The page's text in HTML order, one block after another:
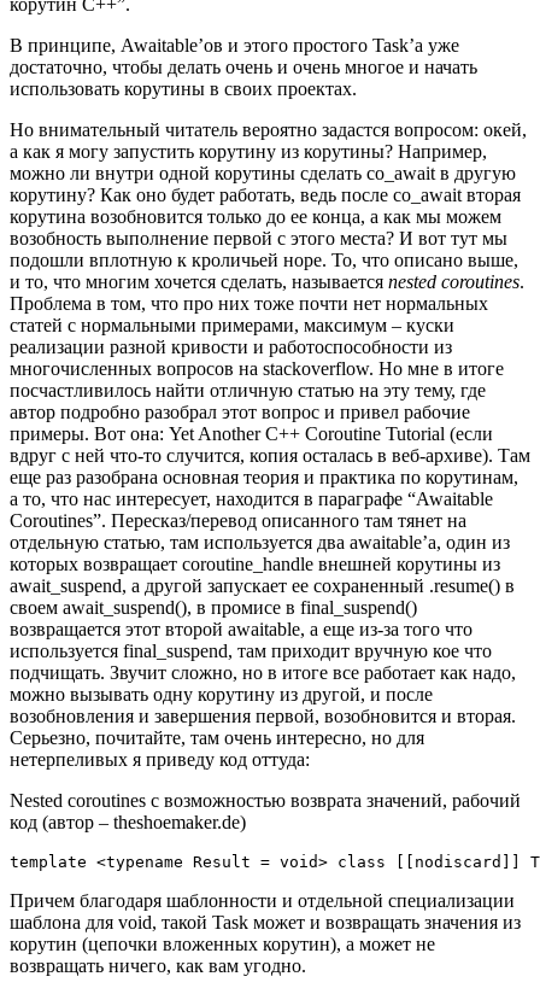
корутин C++”.
В принципе, Awaitable’ов и этого простого Task’а уже
достаточно, чтобы делать очень и очень многое и начать
использовать корутины в своих проектах.
Но внимательный читатель вероятно задастся вопросом: окей,
а как я могу запустить корутину из корутины? Например,
можно ли внутри одной корутины сделать co_await в другую
корутину? Как оно будет работать, ведь после co_await вторая
корутина возобновится только до ее конца, а как мы можем
возобность выполнение первой с этого места? И вот тут мы
подошли вплотную к кроличьей норе. То, что описано выше,
и то, что многим хочется сделать, называется nested coroutines.
Проблема в том, что про них тоже почти нет нормальных
статей с нормальными примерами, максимум – куски
реализации разной кривости и работоспособности из
многочисленных вопросов на stackoverflow. Но мне в итоге
посчастливилось найти отличную статью на эту тему, где
автор подробно разобрал этот вопрос и привел рабочие
примеры. Вот она: Yet Another C++ Coroutine Tutorial (если
вдруг с ней что-то случится, копия осталась в веб-архиве). Там
еще раз разобрана основная теория и практика по корутинам,
а то, что нас интересует, находится в параграфе “Awaitable
Coroutines”. Пересказ/перевод описанного там тянет на
отдельную статью, там используется два awaitable’а, один из
которых возвращает coroutine_handle внешней корутины из
await_suspend, а другой запускает ее сохраненный .resume() в
своем await_suspend(), в промисе в final_suspend()
возвращается этот второй awaitable, а еще из-за того что
используется final_suspend, там приходит вручную кое что
подчищать. Звучит сложно, но в итоге все работает как надо,
можно вызывать одну корутину из другой, и после
возобновления и завершения первой, возобновится и вторая.
Серьезно, почитайте, там очень интересно, но для
нетерпеливых я приведу код оттуда:
Nested coroutines с возможностью возврата значений, рабочий
код (автор – theshoemaker.de)
template <typename Result = void> class
Причем благодаря шаблонности и отдельной специализации
шаблона для void, такой Task может и возвращать значения из
корутин (цепочки вложенных корутин), а может не
возвращать ничего, как вам угодно.